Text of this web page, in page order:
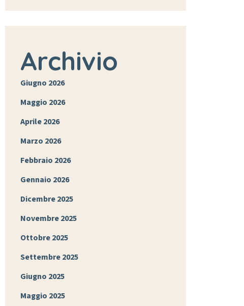
Archivio
Giugno 2026
Maggio 2026
Aprile 2026
Marzo 2026
Febbraio 2026
Gennaio 2026
Dicembre 2025
Novembre 2025
Ottobre 2025
Settembre 2025
Giugno 2025
Maggio 2025